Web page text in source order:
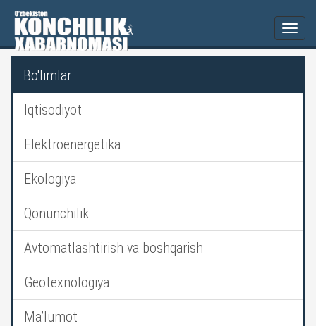
Bo'limlar
Iqtisodiyot
Elektroenergetika
Ekologiya
Qonunchilik
Avtomatlashtirish va boshqarish
Geotexnologiya
Ma’lumot